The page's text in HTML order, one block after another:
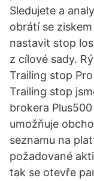
Sledujete a
obrátí se
nastavit stop
z cílové sady.
Trailing stop
Trailing stop
brokera
umožňuje
seznamu na
požadované
tak se otevře